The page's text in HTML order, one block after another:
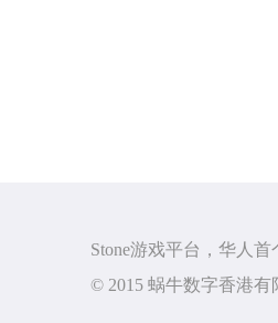
Stone游戏平台，华人
© 2015 蜗牛数字香港有